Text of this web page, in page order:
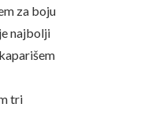
za boju
najbolji
tri